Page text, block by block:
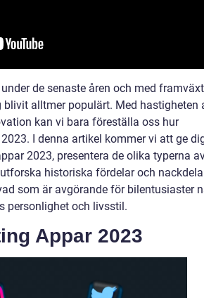
de senaste åren och med
alltmer populärt. Med hastigheten
kan vi bara föreställa oss hur
I denna artikel kommer vi att ge
2023, presentera de olika typerna
historiska fördelar och
som är avgörande för bilentusiaster
personlighet och livsstil.
Appar 2023